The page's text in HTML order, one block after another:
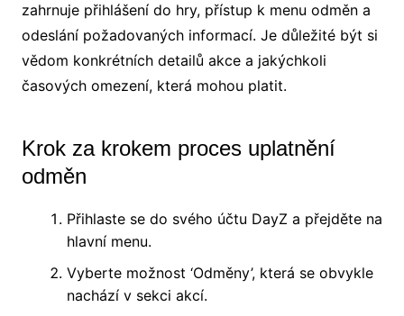
zahrnuje přihlášení do hry, přístup k menu odměn a
odeslání požadovaných informací. Je důležité být si
vědom konkrétních detailů akce a jakýchkoli
časových omezení, která mohou platit.
Krok za krokem proces uplatnění
odměn
Přihlaste se do svého účtu DayZ a přejděte na
hlavní menu.
Vyberte možnost ‘Odměny’, která se obvykle
nachází v sekci akcí.